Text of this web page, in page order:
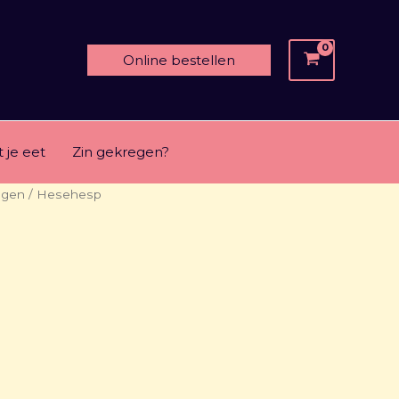
Online bestellen
je eet Zin gekregen?
/ Hesehesp